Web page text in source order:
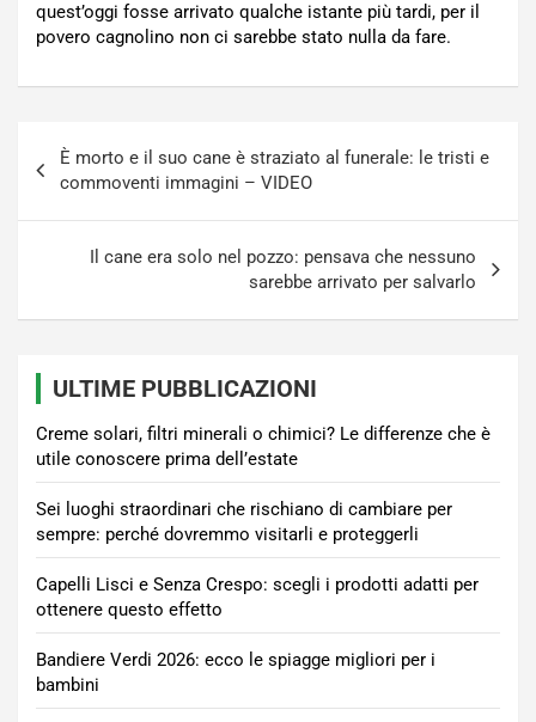
quest’oggi fosse arrivato qualche istante più tardi, per il
povero cagnolino non ci sarebbe stato nulla da fare.
Navigazione
articoli
È morto e il suo cane è straziato al funerale: le tristi e
commoventi immagini – VIDEO
Il cane era solo nel pozzo: pensava che nessuno
sarebbe arrivato per salvarlo
ULTIME PUBBLICAZIONI
Creme solari, filtri minerali o chimici? Le differenze che è
utile conoscere prima dell’estate
Sei luoghi straordinari che rischiano di cambiare per
sempre: perché dovremmo visitarli e proteggerli
Capelli Lisci e Senza Crespo: scegli i prodotti adatti per
ottenere questo effetto
Bandiere Verdi 2026: ecco le spiagge migliori per i
bambini